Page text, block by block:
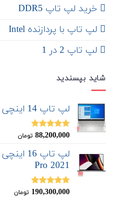
خرید لپ تاپ DDR5
لپ تاپ با پردازنده Intel
لپ تاپ 2 در 1
شاید بپسندید
لپ تاپ 14 اینچی HP مدل Pavilion 14-dv2
نمره5.00
88,200,000 تومان
Pro 2021
نمره5.00
190,300,000 تومان